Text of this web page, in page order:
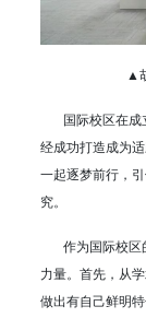
▲
国际校区在成
经成功打造成为
一起逐梦前行，
究。
作为国际校区
力量。首先，从
做出有自己鲜明